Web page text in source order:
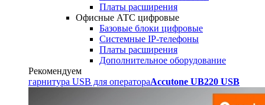
Платы расширения
Офисные АТС цифровые
Базовые блоки цифровые
Системные IP-телефоны
Платы расширения
Дополнительное оборудование
Рекомендуем
гарнитура USB для оператораAccutone UB220 USB